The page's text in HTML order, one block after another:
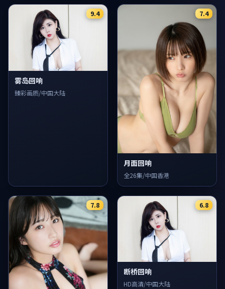
9.4
雾岛回响
臻彩画质/中国大陆
7.4
月面回响
全26集/中国香港
7.8 6.8
断桥回响
HD高清/中国大陆